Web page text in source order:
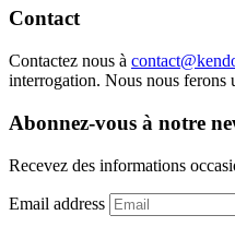
Contact
Contactez nous à
interrogation. Nous nous ferons
Abonnez-vous à notre
Recevez des informations
Email address